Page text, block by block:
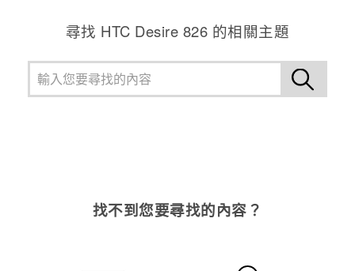
尋找 HTC Desire 826 的相關主題
找不到您要尋找的內容？